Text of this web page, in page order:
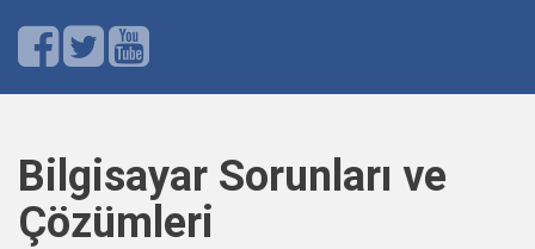
Bilgisayar Sorunları ve
Çözümleri